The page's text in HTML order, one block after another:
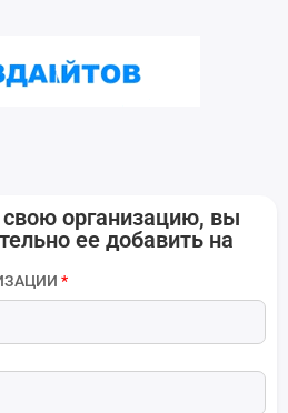
организацию, вы
ее добавить на
*